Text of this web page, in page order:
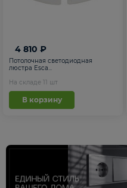
4 810 ₽
Потолочная светодиодная
люстра Esca...
На складе 11 шт
В корзину